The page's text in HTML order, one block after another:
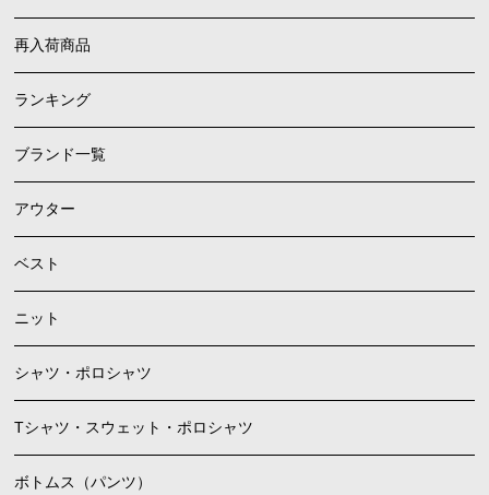
再入荷商品
ランキング
ブランド一覧
アウター
ベスト
ニット
シャツ・ポロシャツ
Tシャツ・スウェット・ポロシャツ
ボトムス（パンツ）